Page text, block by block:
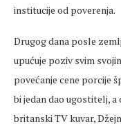
institucije od poverenja.
Drugog dana posle
upućuje poziv svim
povećanje cene porcije
bi jedan dao ugostitelj,
britanski TV kuvar,